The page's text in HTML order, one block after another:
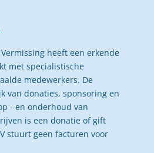
heeft een erkende
met specialistische
medewerkers. De
van donaties, sponsoring en
- en onderhoud van
is een donatie of gift
stuurt geen facturen voor